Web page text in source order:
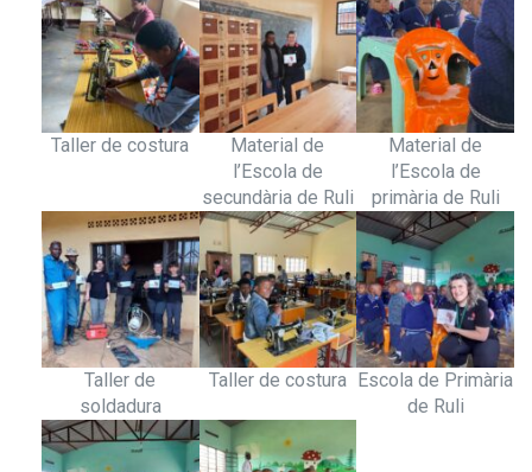
Taller de costura
Material de
l’Escola de
secundària de Ruli
Material de
l’Escola de
primària de Ruli
Taller de
soldadura
Taller de costura
Escola de Primària
de Ruli